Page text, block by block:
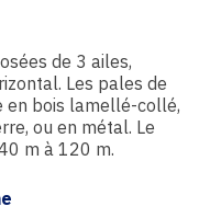
de 3 ailes,
Les pales de
en bois lamellé-collé,
ou en métal. Le
m à 120 m.